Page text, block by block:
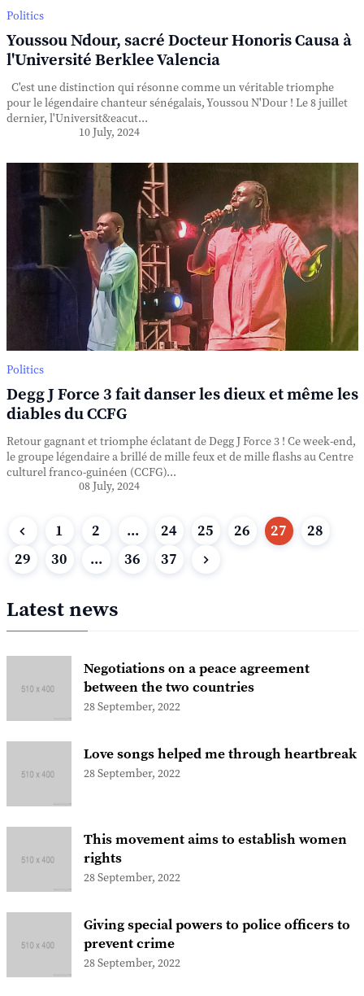
Politics
Youssou Ndour, sacré Docteur Honoris Causa à
l'Université Berklee Valencia
C'est une distinction qui résonne comme un véritable triomphe
pour le légendaire chanteur sénégalais, Youssou N'Dour ! Le 8 juillet
dernier, l'Universit&eacut...
10 July, 2024
Politics
Degg J Force 3 fait danser les dieux et même les
diables du CCFG
Retour gagnant et triomphe éclatant de Degg J Force 3 ! Ce week-end,
le groupe légendaire a brillé de mille feux et de mille flashs au Centre
culturel franco-guinéen (CCFG)...
08 July, 2024
1 2 ... 24 25 26 27
28
29
30 ... 36 37
Latest news
Negotiations on a peace agreement
between the two countries
28 September, 2022
Love songs helped me through heartbreak
28 September, 2022
This movement aims to establish women
rights
28 September, 2022
Giving special powers to police officers to
prevent crime
28 September, 2022